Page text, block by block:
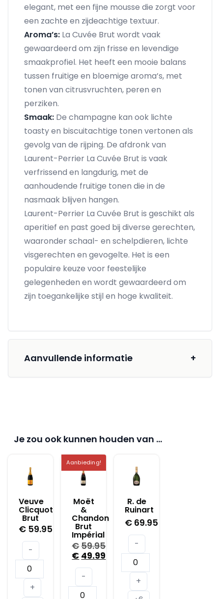
elegant, met een fijne mousse die zorgt voor
een zachte en zijdeachtige textuur.
Aroma’s: La Cuvée Brut wordt vaak
gewaardeerd om zijn frisse en levendige
smaakprofiel. Het heeft een mooie balans
tussen fruitige en bloemige aroma’s, met
tonen van citrusvruchten, peren en
perziken.
Smaak: De champagne kan ook lichte
toasty en biscuitachtige tonen vertonen als
gevolg van de rijping. De afdronk van
Laurent-Perrier La Cuvée Brut is vaak
verfrissend en langdurig, met de
aanhoudende fruitige tonen die in de
nasmaak blijven hangen.
Laurent-Perrier La Cuvée Brut is geschikt als
aperitief en past goed bij diverse gerechten,
waaronder schaal- en schelpdieren, lichte
visgerechten en gevogelte. Het is een
populaire keuze voor feestelijke
gelegenheden en wordt gewaardeerd om
zijn toegankelijke stijl en hoge kwaliteit.
Aanvullende informatie +
Je zou ook kunnen houden van …
Veuve
Clicquot
Brut
€ 59.95
-
Veuve
Clicquot
Brut
+
Aanbieding!
Moët
&
Chandon
Brut
Impérial
€59.95
Oorspronkelijke
prijs
was:
€59.95.
€ 49.99
Huidige
prijs
is:
€49.99.
-
Moët
R. de
Ruinart
€ 69.95
-
de
Ruinart
+